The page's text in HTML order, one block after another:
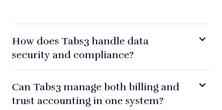
How does Tabs3 handle data
security and compliance?
Can Tabs3 manage both billing and
trust accounting in one system?